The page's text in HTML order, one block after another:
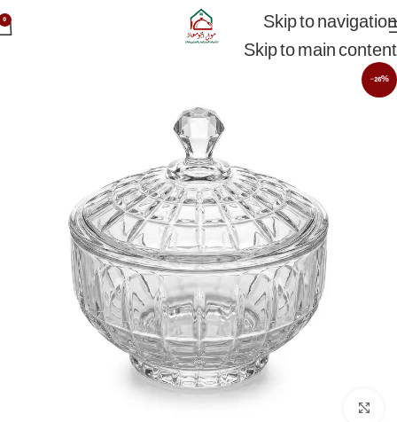
Skip to navigation
Skip to main content
0
-26%